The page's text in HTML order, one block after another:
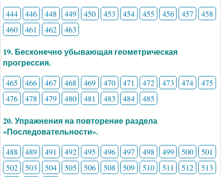
444 446 448 449 450 453 454 455 456 457
458
460
461 462 463
19. Бесконечно убывающая геометрическая
прогрессия.
465 466 467 468 469 470 471 472 473 474
475
476
478 479 480 481 483 484 485
20. Упражнения на повторение раздела
«Последовательности».
488 489 491 492 495 496 497 498 499 500
501
502
503 504 505 506 508 509 510 511 512
513